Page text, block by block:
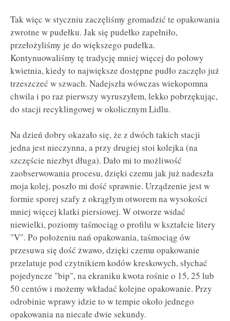
Tak więc w styczniu zaczęliśmy gromadzić te opakowania
zwrotne w pudełku. Jak się pudełko zapełniło,
przełożyliśmy je do większego pudełka.
Kontynuowaliśmy tę tradycję mniej więcej do połowy
kwietnia, kiedy to największe dostępne pudło zaczęło już
trzeszczeć w szwach. Nadejszła wówczas wiekopomna
chwila i po raz pierwszy wyruszyłem, lekko pobrzękując,
do stacji recyklingowej w okolicznym Lidlu.
Na dzień dobry okazało się, że z dwóch takich stacji
jedna jest nieczynna, a przy drugiej stoi kolejka (na
szczęście niezbyt długa). Dało mi to możliwość
zaobserwowania procesu, dzięki czemu jak już nadeszła
moja kolej, poszło mi dość sprawnie. Urządzenie jest w
formie sporej szafy z okrągłym otworem na wysokości
mniej więcej klatki piersiowej. W otworze widać
niewielki, poziomy taśmociąg o profilu w kształcie litery
"V". Po położeniu nań opakowania, taśmociąg ów
przesuwa się dość żwawo, dzięki czemu opakowanie
przelatuje pod czytnikiem kodów kreskowych, słychać
pojedyncze "bip", na ekraniku kwota rośnie o 15, 25 lub
50 centów i możemy wkładać kolejne opakowanie. Przy
odrobinie wprawy idzie to w tempie około jednego
opakowania na niecałe dwie sekundy.